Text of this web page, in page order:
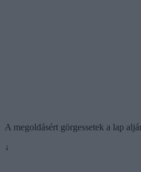
A megoldásért görgessetek a lap
↓